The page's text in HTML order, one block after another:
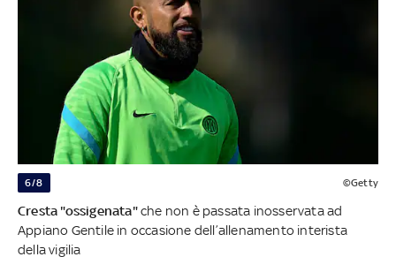
6/8 ©Getty
Cresta "ossigenata"che non è passata inosservata ad
Appiano Gentile in occasione dell’allenamento interista
della vigilia